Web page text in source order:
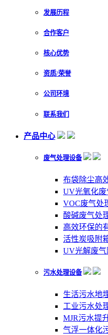
发展历程
合作客户
核心优势
资质/荣誉
公司环境
联系我们
产品中心
废气处理设备
布袋除尘高
UV光氧化
VOC废气处
酸碱废气处
高效环保的
活性炭吸附
UV光解废
污水处理设备
生活污水地
工业污水处
MJR污水提
气浮一体化